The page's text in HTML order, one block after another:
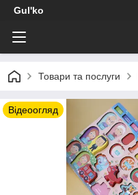
Gul'ko
Товари та послуги
Відеоогляд